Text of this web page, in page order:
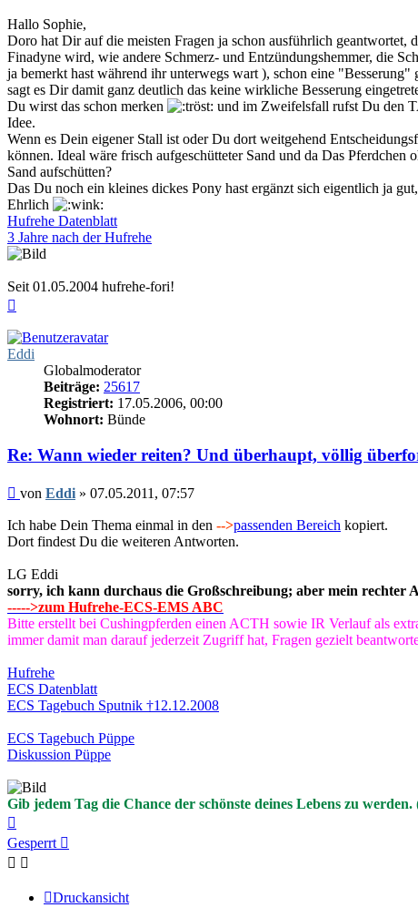
Hallo Sophie,
Doro hat Dir auf die meisten Fragen ja schon ausführlich geantwortet,
Finadyne wird, wie andere Schmerz- und Entzündungshemmer, die
ja bemerkt hast während ihr unterwegs wart ), schon eine
sagt es Dir damit ganz deutlich das keine wirkliche Besserung
Du wirst das schon merken
und im Zweifelsfall rufst Du den
Idee.
Wenn es Dein eigener Stall ist oder Du dort weitgehend
können. Ideal wäre frisch aufgeschütteter Sand und da Das
Sand aufschütten?
Das Du noch ein kleines dickes Pony hast ergänzt sich eigentlich ja
Ehrlich
Hufrehe Datenblatt
3 Jahre nach der Hufrehe
Seit 01.05.2004 hufrehe-fori!
Eddi
Globalmoderator
Beiträge: 25617
Registriert: 17.05.2006, 00:00
Wohnort: Bünde
Re: Wann wieder reiten? Und überhaupt, völlig
Beitrag
von Eddi » 07.05.2011, 07:57
Ich habe Dein Thema einmal in den -->passenden Bereich kopiert.
Dort findest Du die weiteren Antworten.
LG Eddi
sorry, ich kann durchaus die Großschreibung; aber mein rechter
----->zum Hufrehe-ECS-EMS ABC
Bitte erstellt bei Cushingpferden einen ACTH sowie IR Verlauf als
immer damit man darauf jederzeit Zugriff hat, Fragen gezielt
Hufrehe
ECS Datenblatt
ECS Tagebuch Sputnik †12.12.2008
ECS Tagebuch Püppe
Diskussion Püppe
Gib jedem Tag die Chance der schönste deines Lebens zu werden.
oben
Gesperrt
Druckansicht